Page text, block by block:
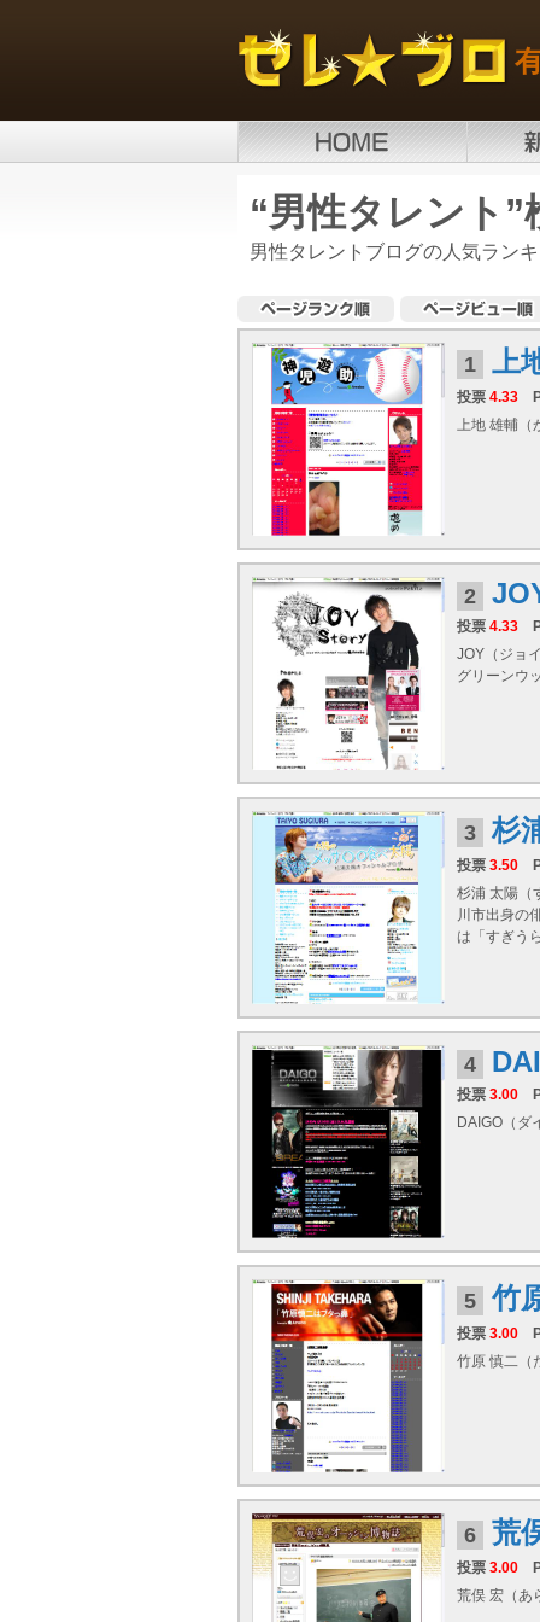
“男性タレント”
男性タレントブログの人気ラン
1 上
投票 4.33
上地 雄輔（
2
投票 4.33
JOY（ジョ
グリーンウ
3 杉
投票 3.50
杉浦 太陽（
川市出身の
は「すぎう
4
投票 3.00
DAIGO（ダ
5 竹
投票 3.00
竹原 慎二（
6 荒
投票 3.00
荒俣 宏（あ